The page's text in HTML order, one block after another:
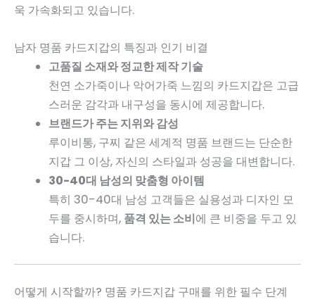
욱 가속화되고 있습니다.
남자 명품 카드지갑의 특징과 인기 비결
고품질 소재와 정교한 제작 기술
천연 소가죽이나 악어가죽 느낌의 카드지갑은 고급
스러운 감각과 내구성을 동시에 제공합니다.
브랜드가 주는 지위와 감성
루이비통, 구찌 같은 세계적 명품 브랜드는 단순한
지갑 그 이상, 자신의 스타일과 성공을 대변합니다.
30-40대 남성의 맞춤형 아이템
특히 30-40대 남성 고객들은 실용성과 디자인 모
두를 중시하며, 품격 있는 소비에 큰 비중을 두고 있
습니다.
어떻게 시작할까? 명품 카드지갑 구매를 위한 필수 단계